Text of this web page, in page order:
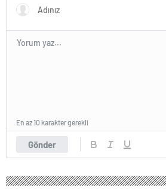
Gönder
En az 10 karakter gerekli